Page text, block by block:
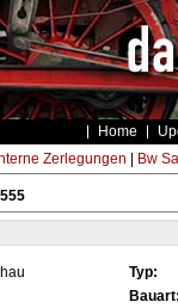
Home
Zerlegungen Bw
Typ:
Bauart: